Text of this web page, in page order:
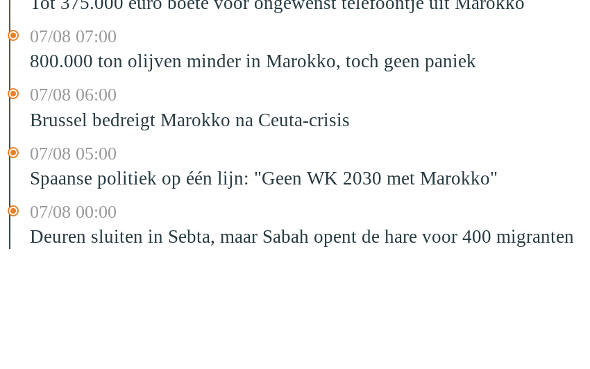
07/08 07:00
800.000 ton olijven minder in Marokko, toch geen paniek
07/08 06:00
Brussel bedreigt Marokko na Ceuta-crisis
07/08 05:00
Spaanse politiek op één lijn: "Geen WK 2030 met Marokko"
07/08 00:00
Deuren sluiten in Sebta, maar Sabah opent de hare voor 400 migranten